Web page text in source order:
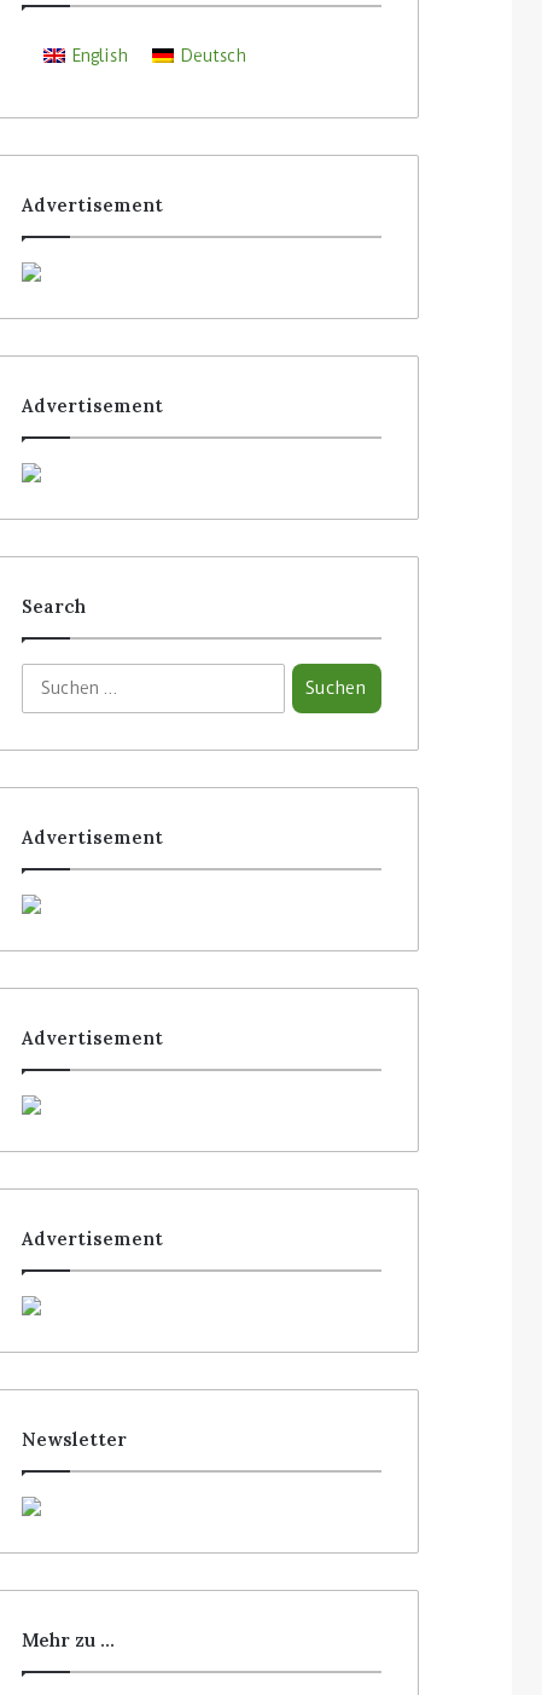
English Deutsch
Advertisement
Advertisement
Search
Advertisement
Advertisement
Advertisement
Newsletter
Mehr zu …